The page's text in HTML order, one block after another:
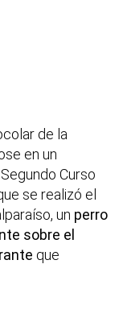
de la
en un
Curso
se realizó el
un perro
sobre el
que